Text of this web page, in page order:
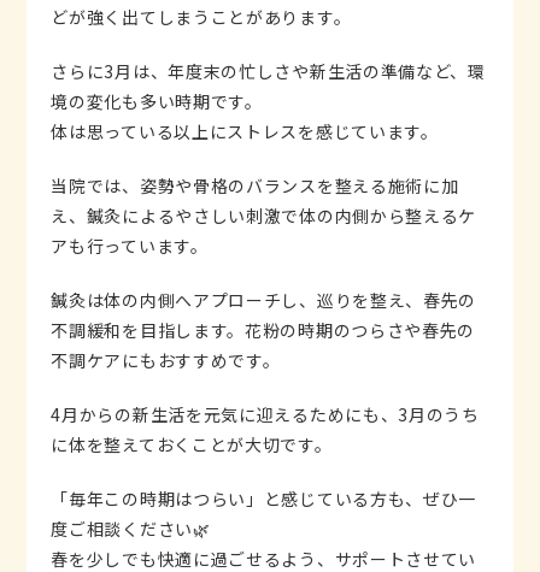
どが強く出てしまうことがあります。
さらに3月は、年度末の忙しさや新生活の準備など、環
境の変化も多い時期です。
体は思っている以上にストレスを感じています。
当院では、姿勢や骨格のバランスを整える施術に加
え、鍼灸によるやさしい刺激で体の内側から整えるケ
アも行っています。
鍼灸は体の内側へアプローチし、巡りを整え、春先の
不調緩和を目指します。花粉の時期のつらさや春先の
不調ケアにもおすすめです。
4月からの新生活を元気に迎えるためにも、3月のうち
に体を整えておくことが大切です。
「毎年この時期はつらい」と感じている方も、ぜひ一
度ご相談ください🌿
春を少しでも快適に過ごせるよう、サポートさせてい